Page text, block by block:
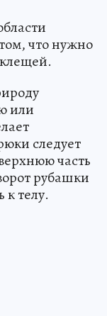
что нужно
или
следует
часть
рубашки
телу.